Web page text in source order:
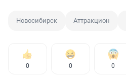
Новосибирск Аттракцион
0 0 0